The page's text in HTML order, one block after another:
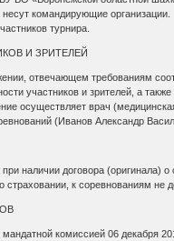
командирующие организации.
турнира.
И ЗРИТЕЛЕЙ
отвечающем требованиям
участников и зрителей, а
осуществляет врач
(Иванов Александр
наличии договора (оригинала)
к соревнованиям не
комиссией 06 декабря